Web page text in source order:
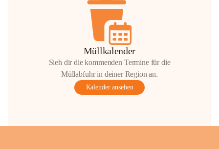
Müllkalender
Sieh dir die kommenden Termine für die
Müllabfuhr in deiner Region an.
Kalender ansehen